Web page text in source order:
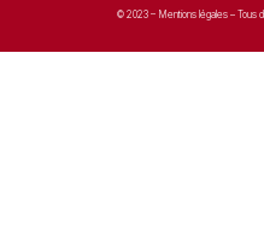
© 2023 – Mentions légales – Tous